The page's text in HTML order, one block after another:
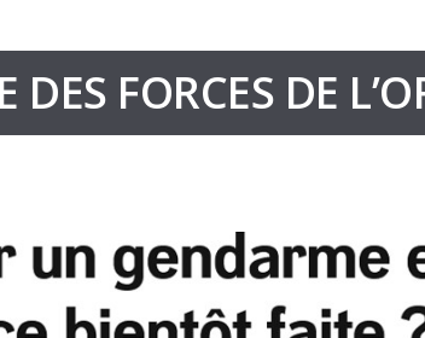
FORCES DE